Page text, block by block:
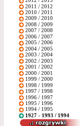
2011 / 2012
2010 / 2011
2009 / 2010
2008 / 2009
2007 / 2008
2006 / 2007
2005 / 2006
2004 / 2005
2003 / 2004
2002 / 2003
2001 / 2002
2000 / 2001
1999 / 2000
1998 / 1999
1997 / 1998
1996 / 1997
1995 / 1996
1994 / 1995
1927 - 1993 / 1994